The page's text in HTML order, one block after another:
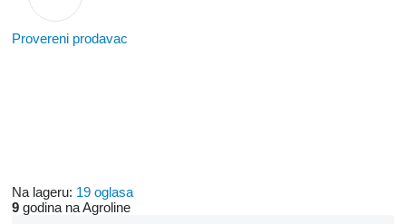
Provereni prodavac
Na lageru: 19 oglasa
9 godina na Agroline